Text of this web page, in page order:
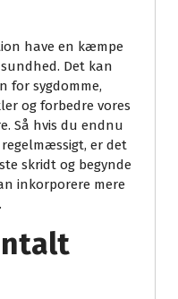
have en kæmpe
Det kan
for sygdomme,
og forbedre vores
Så hvis du endnu
er det
skridt og begynde
inkorporere mere